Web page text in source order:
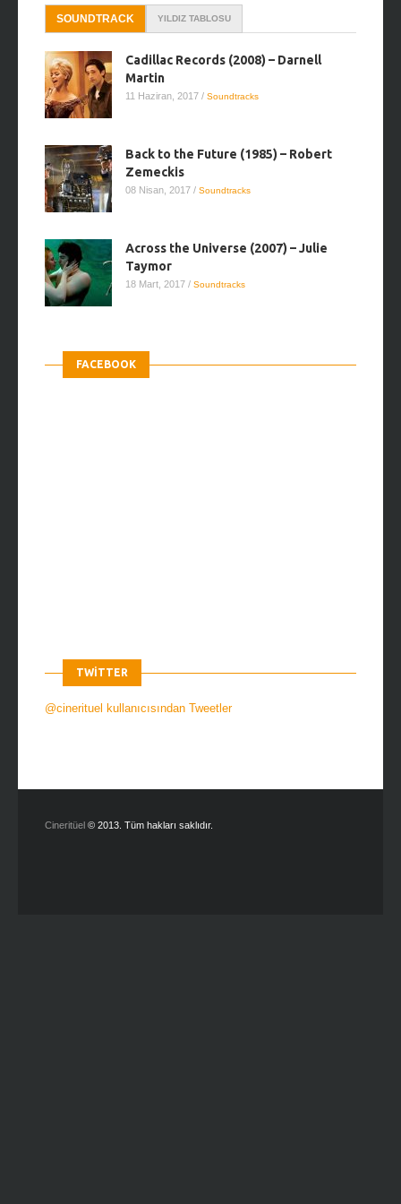
SOUNDTRACK YILDIZ TABLOSU
Cadillac Records (2008) – Darnell
Martin
11 Haziran, 2017 / Soundtracks
Back to the Future (1985) – Robert
Zemeckis
08 Nisan, 2017 / Soundtracks
Across the Universe (2007) – Julie
Taymor
18 Mart, 2017 / Soundtracks
FACEBOOK
TWITTER
@cinerituel kullanıcısından Tweetler
Cineritüel © 2013. Tüm hakları saklıdır.